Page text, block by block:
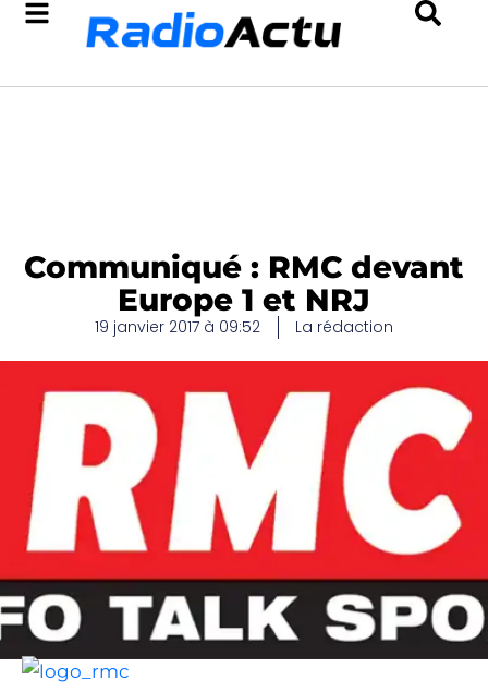
Communiqué : RMC devant
Europe 1 et NRJ
19 janvier 2017 à 09:52 La rédaction